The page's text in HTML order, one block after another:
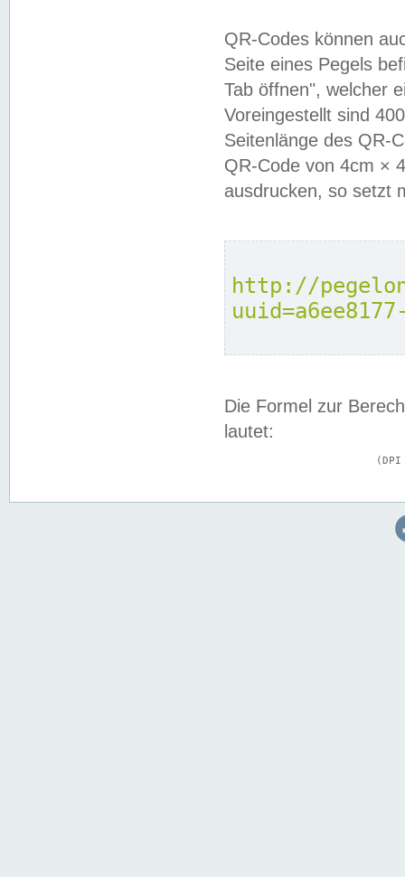
QR-Codes können
Seite eines Pegels
Tab öffnen", welcher
Voreingestellt sind
Seitenlänge des QR-
QR-Code von 4cm ×
ausdrucken, so setzt
http://
Die Formel zur
lautet: